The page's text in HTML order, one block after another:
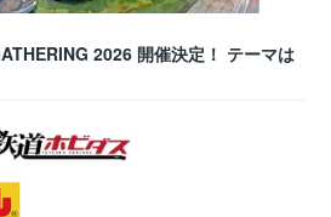
2026 開催決定！ テーマは